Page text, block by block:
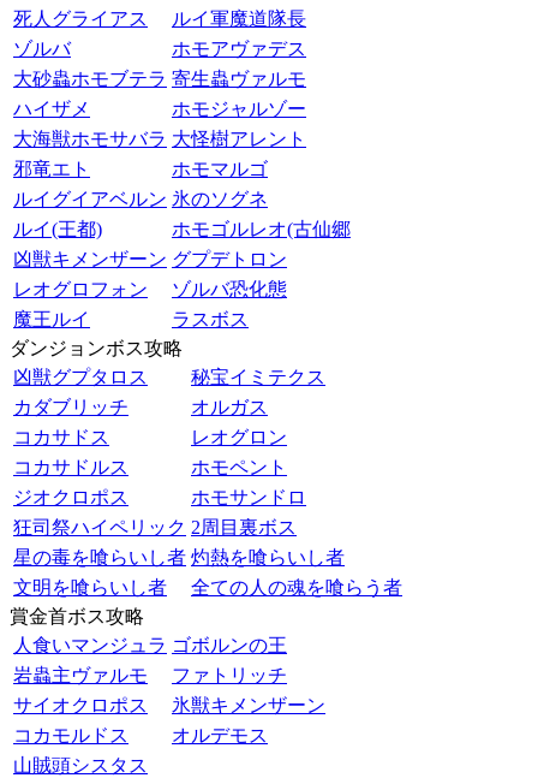
死人グライアス
ルイ軍魔道隊長
ゾルバ
ホモアヴァデス
大砂蟲ホモブテラ 寄生蟲ヴァルモ
ハイザメ
ホモジャルゾー
大海獣ホモサバラ 大怪樹アレント
邪竜エト
ホモマルゴ
ルイグイアベルン 氷のソグネ
ルイ(王都)
ホモゴルレオ(古仙郷
凶獣キメンザーン グプデトロン
レオグロフォン
ゾルバ恐化態
魔王ルイ
ラスボス
ダンジョンボス攻略
凶獣グプタロス
秘宝イミテクス
カダブリッチ
オルガス
コカサドス
レオグロン
コカサドルス
ホモペント
ジオクロポス
ホモサンドロ
狂司祭ハイペリック 2周目裏ボス
星の毒を喰らいし者 灼熱を喰らいし者
文明を喰らいし者
全ての人の魂を喰らう者
賞金首ボス攻略
人食いマンジュラ ゴボルンの王
岩蟲主ヴァルモ
ファトリッチ
サイオクロポス
氷獣キメンザーン
コカモルドス
オルデモス
山賊頭シスタス